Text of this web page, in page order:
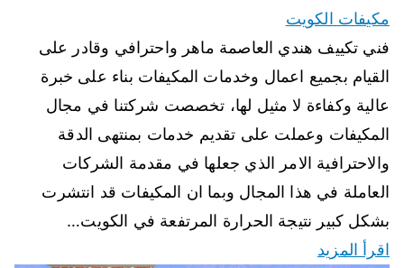
مكيفات الكويت
فني تكييف هندي العاصمة ماهر واحترافي وقادر على
القيام بجميع اعمال وخدمات المكيفات بناء على خبرة
عالية وكفاءة لا مثيل لها، تخصصت شركتنا في مجال
المكيفات وعملت على تقديم خدمات بمنتهى الدقة
والاحترافية الامر الذي جعلها في مقدمة الشركات
العاملة في هذا المجال وبما ان المكيفات قد انتشرت
بشكل كبير نتيجة الحرارة المرتفعة في الكويت…
اقرأ المزيد